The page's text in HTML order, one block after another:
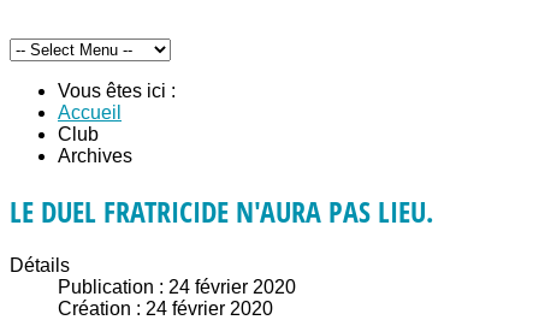
Vous êtes ici :
Accueil
Club
Archives
LE DUEL FRATRICIDE N'AURA PAS LIEU.
Détails
Publication : 24 février 2020
Création : 24 février 2020